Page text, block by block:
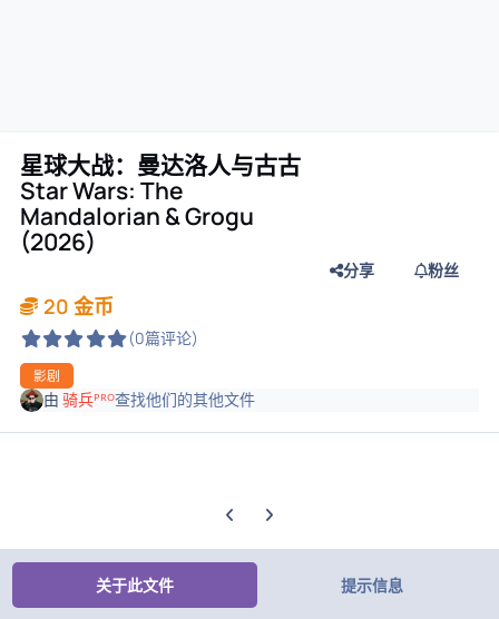
星球大战：曼达洛人与古古
Star Wars: The
Mandalorian & Grogu
(2026)
20 金币
(0篇评论)
影剧
分享 粉丝
由骑兵ᴾᴿᴼ查找他们的其他文件
上一张轮播幻灯片
下一张轮播幻灯片
关于此文件 提示信息